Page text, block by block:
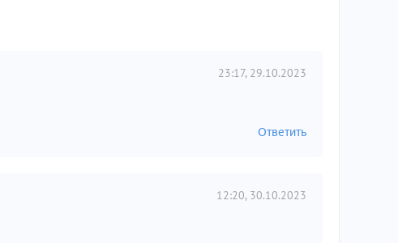
23:17, 29.10.2023
Ответить
12:20, 30.10.2023